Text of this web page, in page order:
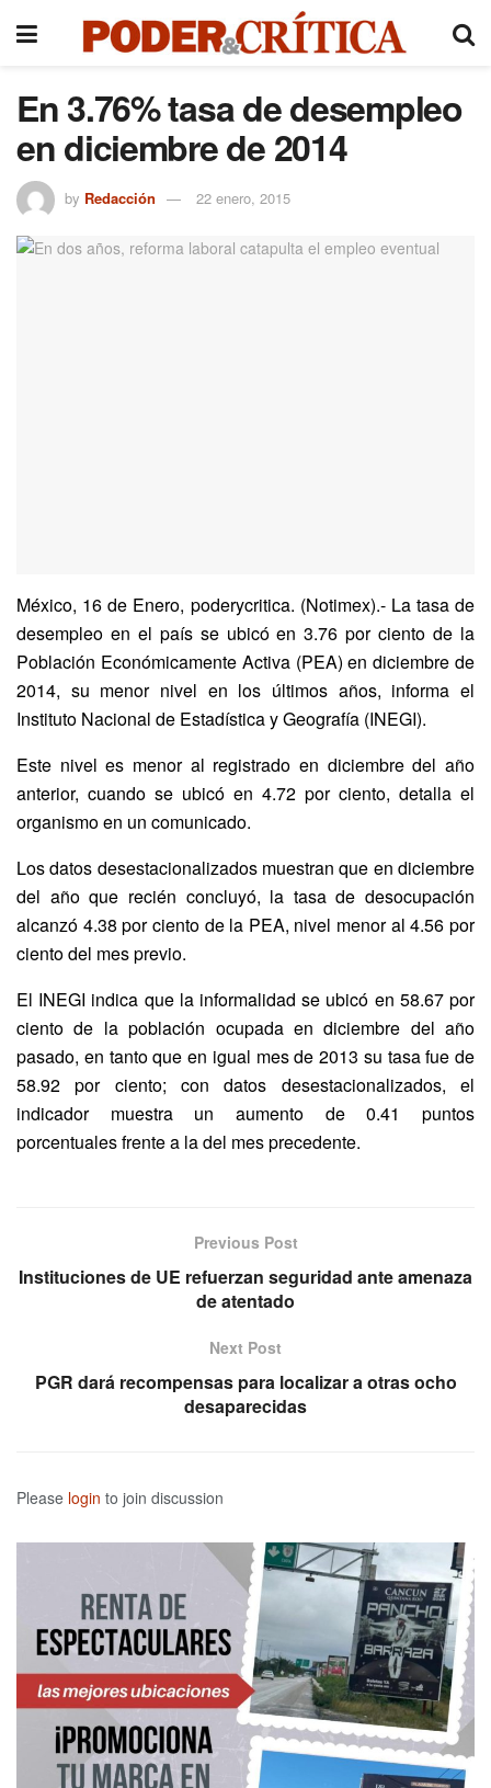
En 3.76% tasa de desempleo
en diciembre de 2014
by Redacción 22 enero, 2015
México, 16 de Enero, poderycritica. (Notimex).- La tasa de
desempleo en el país se ubicó en 3.76 por ciento de la
Población Económicamente Activa (PEA) en diciembre de
2014, su menor nivel en los últimos años, informa el
Instituto Nacional de Estadística y Geografía (INEGI).
Este nivel es menor al registrado en diciembre del año
anterior, cuando se ubicó en 4.72 por ciento, detalla el
organismo en un comunicado.
Los datos desestacionalizados muestran que en diciembre
del año que recién concluyó, la tasa de desocupación
alcanzó 4.38 por ciento de la PEA, nivel menor al 4.56 por
ciento del mes previo.
El INEGI indica que la informalidad se ubicó en 58.67 por
ciento de la población ocupada en diciembre del año
pasado, en tanto que en igual mes de 2013 su tasa fue de
58.92 por ciento; con datos desestacionalizados, el
indicador muestra un aumento de 0.41 puntos
porcentuales frente a la del mes precedente.
Previous Post
Instituciones de UE refuerzan seguridad ante amenaza
de atentado
Next Post
PGR dará recompensas para localizar a otras ocho
desaparecidas
Please login to join discussion